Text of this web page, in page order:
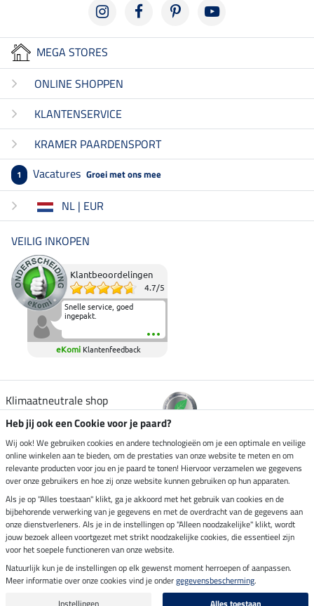
MEGA STORES
ONLINE SHOPPEN
KLANTENSERVICE
KRAMER PAARDENSPORT
1 Vacatures Groei met ons mee
NL | EUR
VEILIG INKOPEN
Klantbeoordelingen
4.7/5
Snelle service, goed
ingepakt.
eKomi Klantenfeedback
Klimaatneutrale shop
Verzending per
Veilig betalen met
Impressum
Laatste update op 08.08.2026 om 06:59 uur
Alle prijzen in euro's, incl. BTW, excl. verzendkosten.
Heb jij ook een Cookie voor je paard?
Wij ook! We gebruiken cookies en andere technologieën om je een optimale en veilige
online winkelen aan te bieden, om de prestaties van onze website te meten en om
relevante producten voor jou en je paard te tonen! Hiervoor verzamelen we gegevens
over onze gebruikers en hoe zij onze website kunnen gebruiken op hun apparaten.
Als je op "Alles toestaan" klikt, ga je akkoord met het gebruik van cookies en de
bijbehorende verwerking van je gegevens en met de overdracht van de gegevens aan
onze dienstverleners. Als je in de instellingen op "Alleen noodzakelijke" klikt, wordt
jouw bezoek alleen voortgezet met strikt noodzakelijke cookies, die essentieel zijn
voor het soepele functioneren van onze website.
Natuurlijk kun je de instellingen op elk gewenst moment herroepen of aanpassen.
Meer informatie over onze cookies vind je ondergegevensbescherming.